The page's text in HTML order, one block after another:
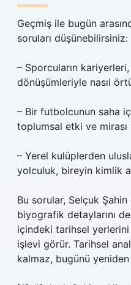
Geçmiş ile bugün
soruları düşünebilirsiniz:
– Sporcuların
dönüşümleriyle nasıl
– Bir futbolcunun saha
toplumsal etki ve mirası
– Yerel kulüplerden
yolculuk, bireyin kimlik
Bu sorular, Selçuk
biyografik detaylarını
içindeki tarihsel
işlevi görür. Tarihsel
kalmaz, bugünü